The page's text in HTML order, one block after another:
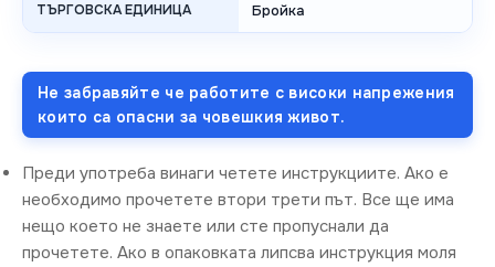
ТЪРГОВСКА ЕДИНИЦА Бройка
Не забравяйте че работите с високи напрежения
които са опасни за човешкия живот.
Преди употреба винаги четете инструкциите. Ако е
необходимо прочетете втори трети път. Все ще има
нещо което не знаете или сте пропуснали да
прочетете. Ако в опаковката липсва инструкция моля